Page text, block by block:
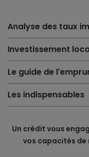
Analyse des taux
Investissement
Le guide de
Les indispensables
Un crédit vous
vos capacités de